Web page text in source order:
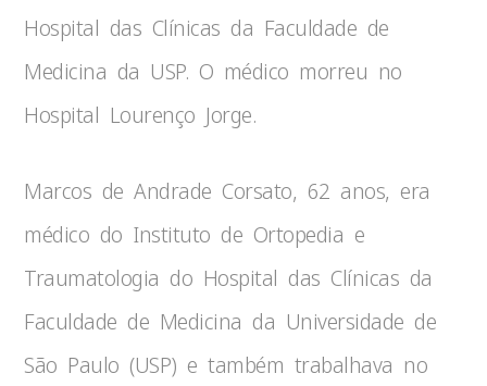
Hospital das Clínicas da Faculdade de
Medicina da USP. O médico morreu no
Hospital Lourenço Jorge.
Marcos de Andrade Corsato, 62 anos, era
médico do Instituto de Ortopedia e
Traumatologia do Hospital das Clínicas da
Faculdade de Medicina da Universidade de
São Paulo (USP) e também trabalhava no